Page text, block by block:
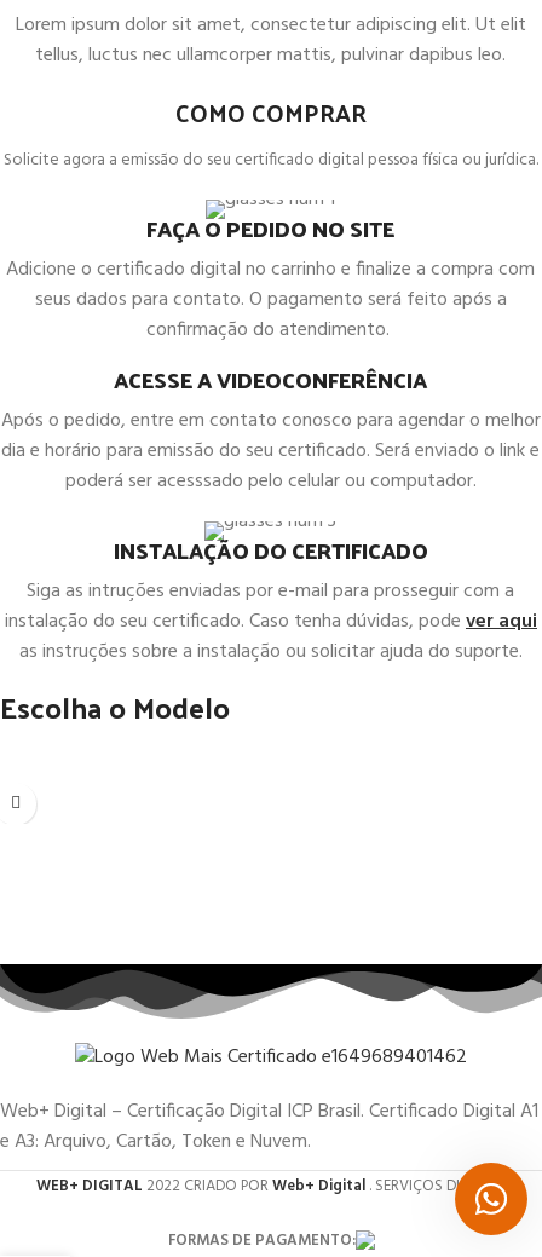
Lorem ipsum dolor sit amet, consectetur adipiscing elit. Ut elit
tellus, luctus nec ullamcorper mattis, pulvinar dapibus leo.
COMO COMPRAR
Solicite agora a emissão do seu certificado digital pessoa física ou jurídica.
FAÇA O PEDIDO NO SITE
Adicione o certificado digital no carrinho e finalize a compra com
seus dados para contato. O pagamento será feito após a
confirmação do atendimento.
ACESSE A VIDEOCONFERÊNCIA
Após o pedido, entre em contato conosco para agendar o melhor
dia e horário para emissão do seu certificado. Será enviado o link e
poderá ser acesssado pelo celular ou computador.
INSTALAÇÃO DO CERTIFICADO
Siga as intruções enviadas por e-mail para prosseguir com a
instalação do seu certificado. Caso tenha dúvidas, podever aqui
as instruções sobre a instalação ou solicitar ajuda do suporte.
Escolha o Modelo
Web+ Digital – Certificação Digital ICP Brasil. Certificado Digital A1
e A3: Arquivo, Cartão, Token e Nuvem.
WEB+ DIGITAL 2022 CRIADO PORWeb+ Digital. SERVIÇOS DIGITAIS.
FORMAS DE PAGAMENTO: